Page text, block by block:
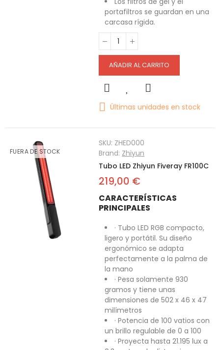
portafiltros se guardan en una
carcasa rígida.
AÑADIR AL CARRITO
Últimas unidades en stock
FUERA DE STOCK
SKU: ZHED000
Brand: Zhiyun
Tubo LED Zhiyun Fiveray FR100C
219,00 €
CARACTERÍSTICAS
PRINCIPALES
· Tubo LED RGB compacto,
ligero y portátil. Su diseño
ergonómico se adapta
perfectamente a la palma de
la mano
· Pesa solamente 930
gramos y tiene unas
dimensiones de 502 x 46 x 47
milímetros
· Potencia de 100 vatios con
un brillo regulable de 0 a 100
· Proyecta hasta 21.195 lux a